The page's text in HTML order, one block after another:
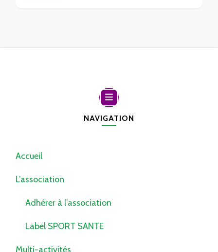
NAVIGATION
Accueil
L’association
Adhérer à l’association
Label SPORT SANTE
Multi-activités